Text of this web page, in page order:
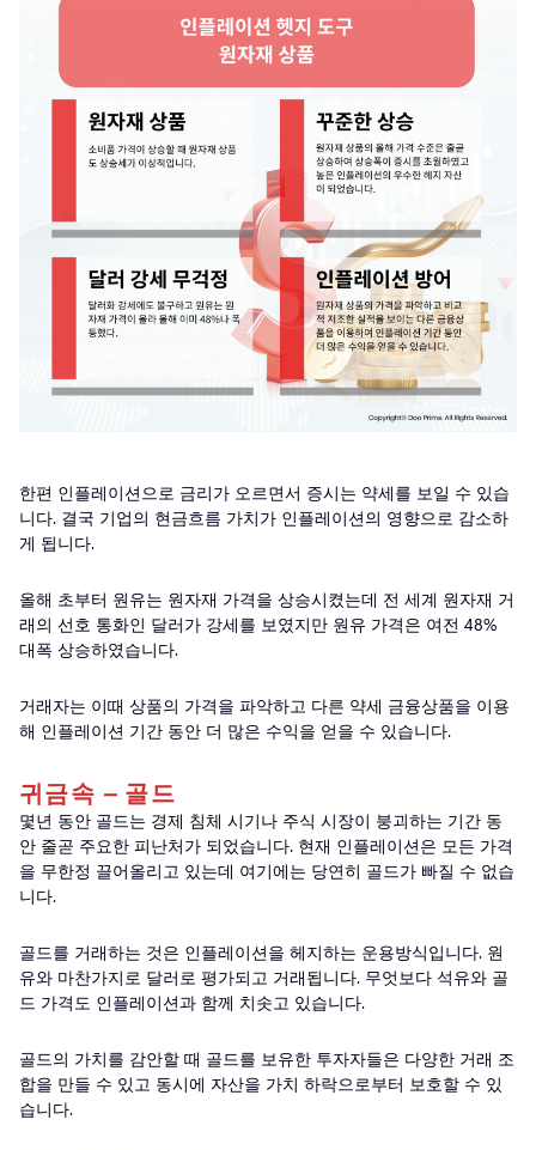
한편 인플레이션으로 금리가 오르면서 증시는 약세를 보일 수 있습
니다. 결국 기업의 현금흐름 가치가 인플레이션의 영향으로 감소하
게 됩니다.
올해 초부터 원유는 원자재 가격을 상승시켰는데 전 세계 원자재 거
래의 선호 통화인 달러가 강세를 보였지만 원유 가격은 여전 48%
대폭 상승하였습니다.
거래자는 이때 상품의 가격을 파악하고 다른 약세 금융상품을 이용
해 인플레이션 기간 동안 더 많은 수익을 얻을 수 있습니다.
귀금속 – 골드
몇년 동안 골드는 경제 침체 시기나 주식 시장이 붕괴하는 기간 동
안 줄곧 주요한 피난처가 되었습니다. 현재 인플레이션은 모든 가격
을 무한정 끌어올리고 있는데 여기에는 당연히 골드가 빠질 수 없습
니다.
골드를 거래하는 것은 인플레이션을 헤지하는 운용방식입니다. 원
유와 마찬가지로 달러로 평가되고 거래됩니다. 무엇보다 석유와 골
드 가격도 인플레이션과 함께 치솟고 있습니다.
골드의 가치를 감안할 때 골드를 보유한 투자자들은 다양한 거래 조
합을 만들 수 있고 동시에 자산을 가치 하락으로부터 보호할 수 있
습니다.